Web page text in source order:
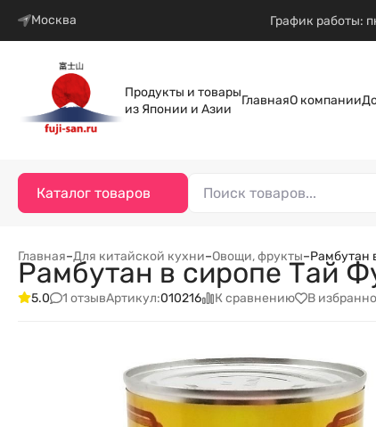
Москва График работы:
Продукты и товары
из Японии и Азии
ГлавнаяО компании
Каталог товаров
Главная–Для китайской кухни–Овощи, фрукты–Рамбутан
Рамбутан в сиропе Тай
5.0 1 отзывАртикул:010216 К сравнению В